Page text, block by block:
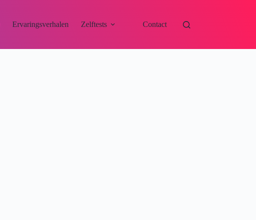
Ervaringsverhalen Zelftests Contact